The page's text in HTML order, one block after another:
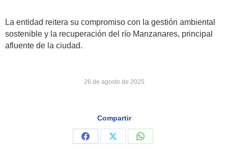
La entidad reitera su compromiso con la gestión ambiental
sostenible y la recuperación del río Manzanares, principal
afluente de la ciudad.
26 de agosto de 2025
Compartir
Share
Share
Share